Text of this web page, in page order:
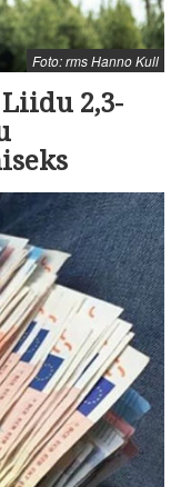
Foto: rms Hanno Kull
2,3-